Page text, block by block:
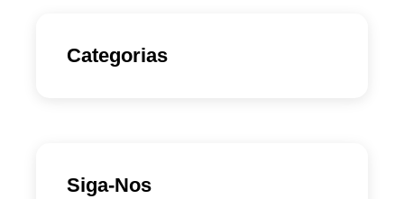
Categorias
Siga-Nos